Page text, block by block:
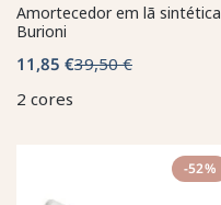
Amortecedor em lã sintética
Burioni
11,85 €39,50 €
2 cores
-52%